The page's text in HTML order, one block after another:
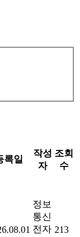
록일
작성
자
조회
수
정보
통신
전자 213